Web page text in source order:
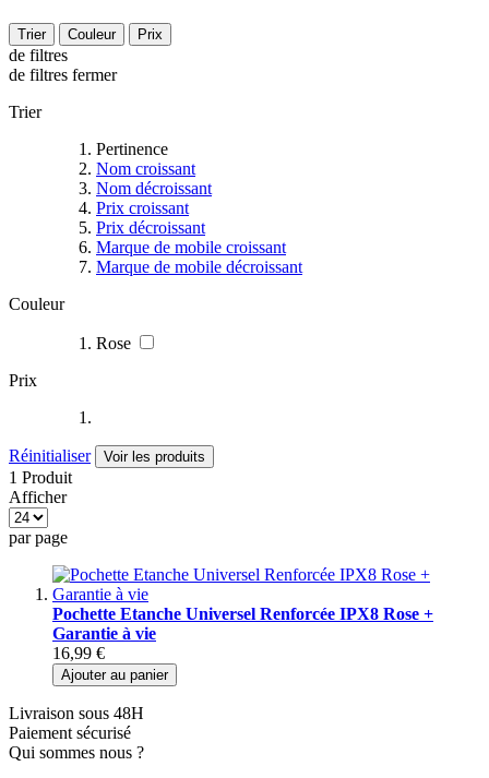
Trier Couleur Prix
de filtres
de filtres fermer
Trier
Pertinence
Nom croissant
Nom décroissant
Prix croissant
Prix décroissant
Marque de mobile croissant
Marque de mobile décroissant
Couleur
Rose
Prix
Réinitialiser Voir les produits
1 Produit
Afficher
par page
Pochette Etanche Universel Renforcée IPX8 Rose +
Garantie à vie
16,99 €
Ajouter au panier
Livraison sous 48H
Paiement sécurisé
Qui sommes nous ?